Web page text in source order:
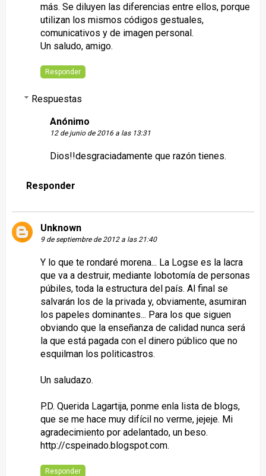
más. Se diluyen las diferencias entre ellos, porque
utilizan los mismos códigos gestuales,
comunicativos y de imagen personal.
Un saludo, amigo.
Responder
Respuestas
Anónimo
12 de junio de 2016 a las 13:31
Dios!!desgraciadamente que razón tienes.
Responder
Unknown
9 de septiembre de 2012 a las 21:40
Y lo que te rondaré morena... La Logse es la lacra
que va a destruir, mediante lobotomía de personas
púbiles, toda la estructura del país. Al final se
salvarán los de la privada y, obviamente, asumiran
los papeles dominantes... Para los que siguen
obviando que la enseñanza de calidad nunca será
la que está pagada con el dinero público que no
esquilman los politicastros.
Un saludazo.
P.D. Querida Lagartija, ponme enla lista de blogs,
que se me hace muy difícil no verme, jejeje. Mi
agradecimiento por adelantado, un beso.
http://cspeinado.blogspot.com.
Responder